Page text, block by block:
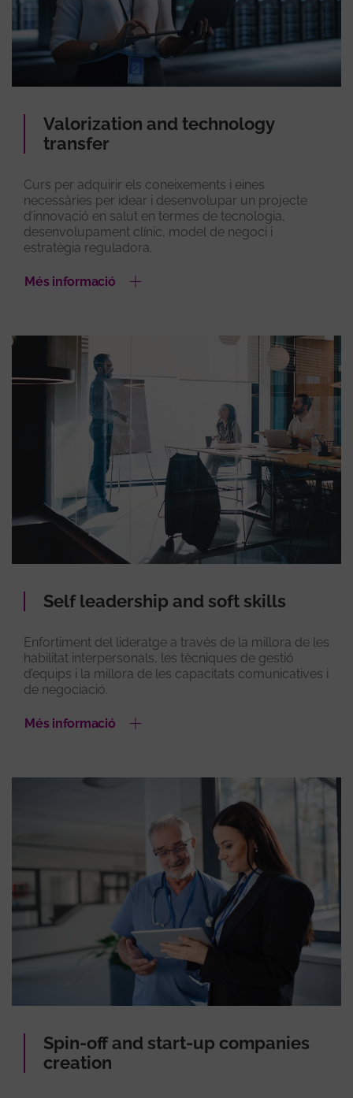
Valorization and technology
transfer
Curs per adquirir els coneixements i eines
necessàries per idear i desenvolupar un projecte
d’innovació en salut en termes de tecnologia,
desenvolupament clínic, model de negoci i
estratègia reguladora.
Més informació
Self leadership and soft skills
Enfortiment del lideratge a través de la millora de les
habilitat interpersonals, les tècniques de gestió
d’equips i la millora de les capacitats comunicatives i
de negociació.
Més informació
Spin-off and start-up companies
creation